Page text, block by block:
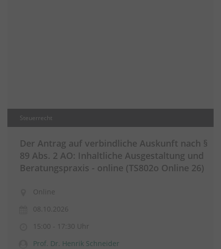
Steuerrecht
Der Antrag auf verbindliche Auskunft nach §
89 Abs. 2 AO: Inhaltliche Ausgestaltung und
Beratungspraxis - online (TS802o Online 26)
Online
08.10.2026
15:00 - 17:30 Uhr
Prof. Dr. Henrik Schneider